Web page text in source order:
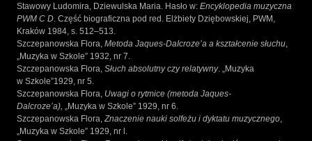
Stawowy Ludomira, Dziewulska Maria. Hasło w: Encyklopedia muzyczna
PWM C D. Część biograficzna pod red. Elżbiety Dziębowskiej, PWM,
Kraków 1984, s. 512–513.
Szczepanowska Flora, Metoda Jaques-DaIcroze’a a kształcenie słuchu,
„Muzyka w Szkole” 1932, nr 7.
Szczepanowska Flora, Słuch absolutny czy relatywny. „Muzyka
w Szkole”1929, nr 5.
Szczepanowska Flora, Uwagi o rytmice (metoda Jaques-
Dalcroze’a), „Muzyka w Szkole” 1929, nr 6.
Szczepanowska Flora,Znaczenie nauki solfeżu i dyktatu muzycznego,
„Muzyka w Szkole” 1929, nr l.